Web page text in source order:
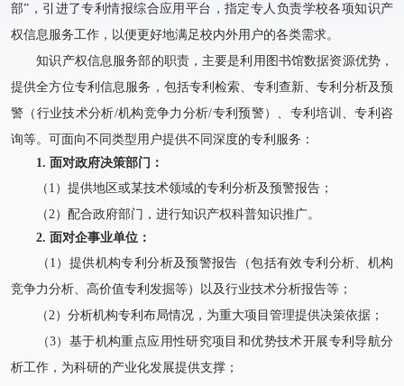
部”，引进了专利情报综合应用平台，指定专人负责学校各项知识产
权信息服务工作，以便更好地满足校内外用户的各类需求。
知识产权信息服务部的职责，主要是利用图书馆数据资源优势，
提供全方位专利信息服务，包括专利检索、专利查新、专利分析及预
警（行业技术分析/机构竞争力分析/专利预警）、专利培训、专利咨
询等。可面向不同类型用户提供不同深度的专利服务：
1. 面对政府决策部门：
（1）提供地区或某技术领域的专利分析及预警报告；
（2）配合政府部门，进行知识产权科普知识推广。
2. 面对企事业单位：
（1）提供机构专利分析及预警报告（包括有效专利分析、机构
竞争力分析、高价值专利发掘等）以及行业技术分析报告等；
（2）分析机构专利布局情况，为重大项目管理提供决策依据；
（3）基于机构重点应用性研究项目和优势技术开展专利导航分
析工作，为科研的产业化发展提供支撑；